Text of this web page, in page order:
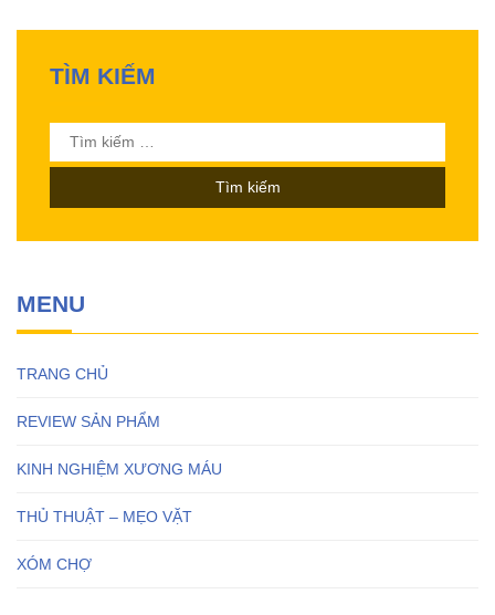
TÌM KIẾM
Tìm
kiếm
MENU
TRANG CHỦ
REVIEW SẢN PHẨM
KINH NGHIỆM XƯƠNG MÁU
THỦ THUẬT – MẸO VẶT
XÓM CHỢ